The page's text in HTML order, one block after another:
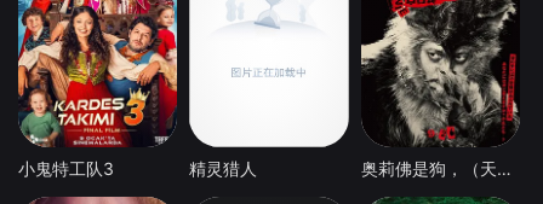
小鬼特工队3 精灵猎人 奥莉佛是狗，（天哪！！）这家伙电影版